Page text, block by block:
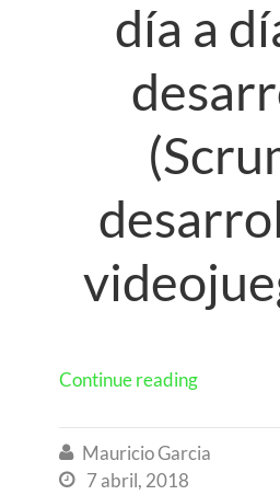
día a
Continue reading
 Mauricio Garcia
 7 abril, 2018